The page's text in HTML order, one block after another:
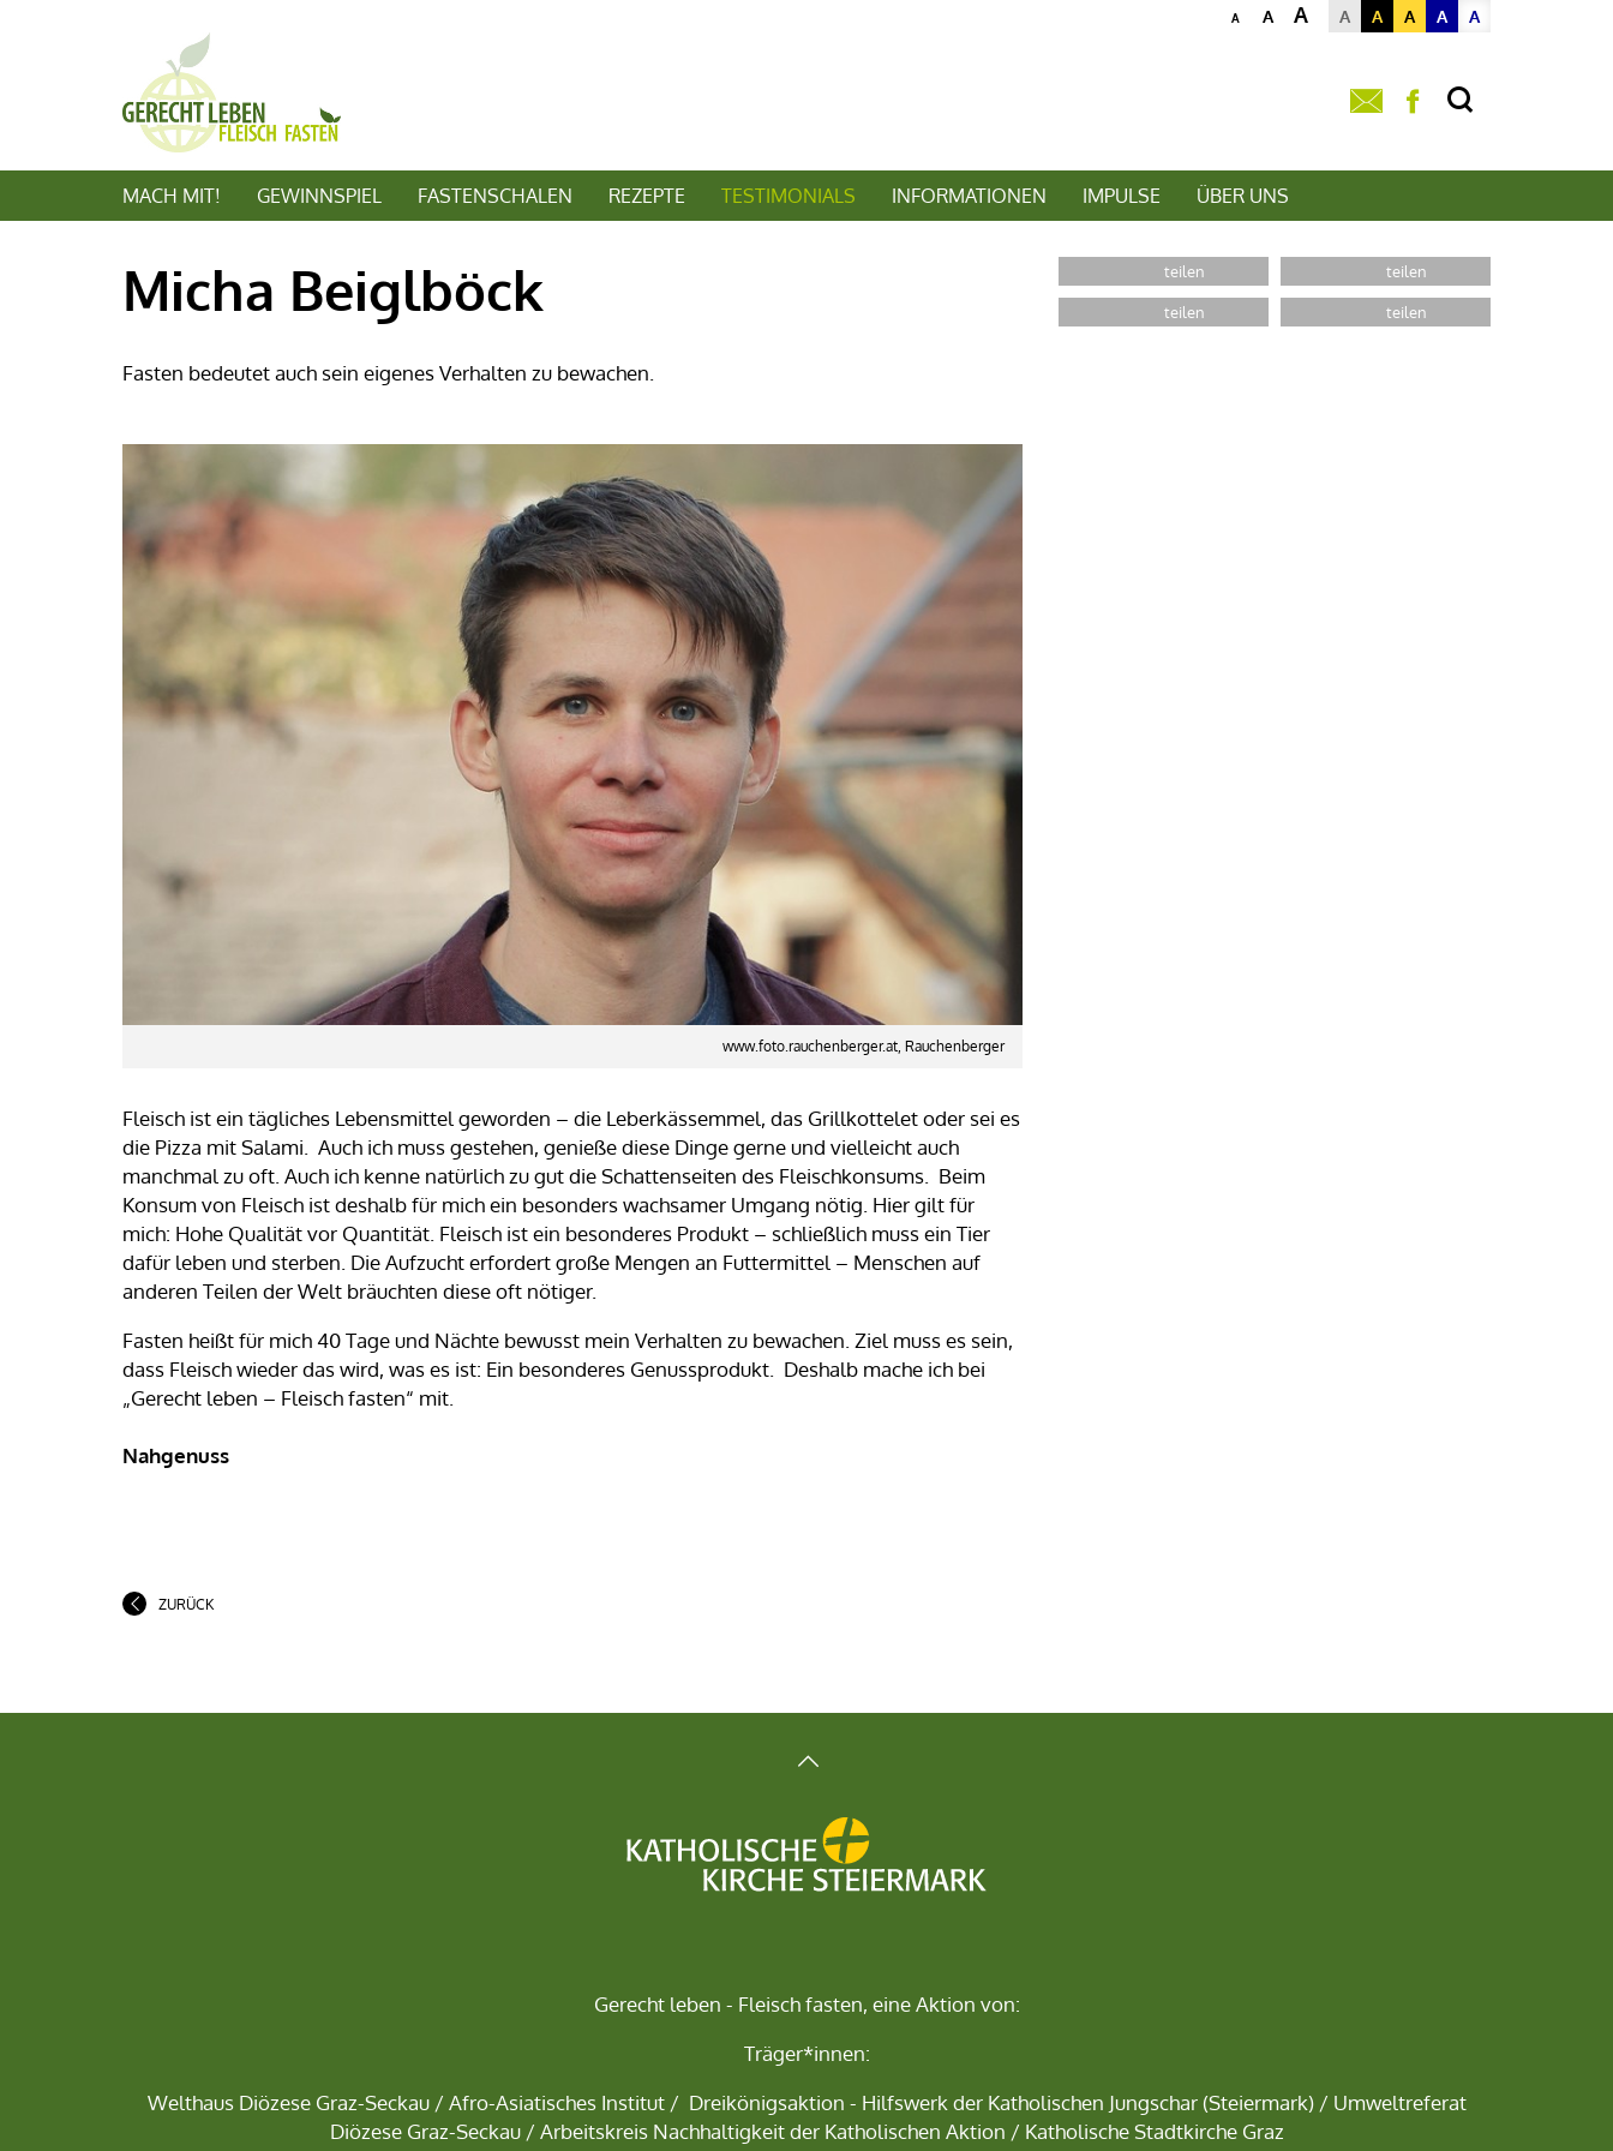
A A A A A A A A
MACH MIT! GEWINNSPIEL FASTENSCHALEN REZEPTE TESTIMONIALS INFORMATIONEN IMPULSE ÜBER UNS
Micha Beiglböck
Fasten bedeutet auch sein eigenes Verhalten zu bewachen.
www.foto.rauchenberger.at, Rauchenberger
Fleisch ist ein tägliches Lebensmittel geworden – die Leberkässemmel, das Grillkottelet oder sei es
die Pizza mit Salami. Auch ich muss gestehen, genieße diese Dinge gerne und vielleicht auch
manchmal zu oft. Auch ich kenne natürlich zu gut die Schattenseiten des Fleischkonsums. Beim
Konsum von Fleisch ist deshalb für mich ein besonders wachsamer Umgang nötig. Hier gilt für
mich: Hohe Qualität vor Quantität. Fleisch ist ein besonderes Produkt – schließlich muss ein Tier
dafür leben und sterben. Die Aufzucht erfordert große Mengen an Futtermittel – Menschen auf
anderen Teilen der Welt bräuchten diese oft nötiger.
Fasten heißt für mich 40 Tage und Nächte bewusst mein Verhalten zu bewachen. Ziel muss es sein,
dass Fleisch wieder das wird, was es ist: Ein besonderes Genussprodukt. Deshalb mache ich bei
„Gerecht leben – Fleisch fasten“ mit.
Nahgenuss
ZURÜCK
Gerecht leben - Fleisch fasten, eine Aktion von:
Träger*innen:
Welthaus Diözese Graz-Seckau/ Afro-Asiatisches Institut/ Dreikönigsaktion - Hilfswerk der Katholischen Jungschar(Steiermark) / Umweltreferat
Diözese Graz-Seckau/ Arbeitskreis Nachhaltigkeit der Katholischen Aktion / Katholische Stadtkirche Graz